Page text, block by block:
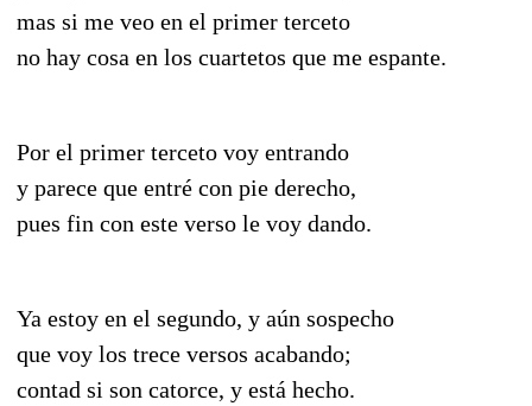
mas si me veo en el primer terceto
no hay cosa en los cuartetos que me espante.
Por el primer terceto voy entrando
y parece que entré con pie derecho,
pues fin con este verso le voy dando.
Ya estoy en el segundo, y aún sospecho
que voy los trece versos acabando;
contad si son catorce, y está hecho.